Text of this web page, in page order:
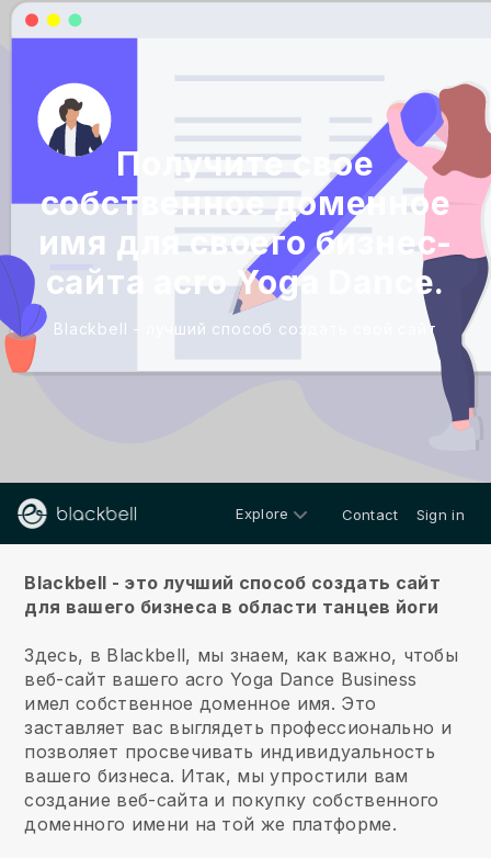
Получите свое
собственное доменное
имя для своего бизнес-
сайта acro Yoga Dance.
Blackbell - лучший способ создать свой сайт
Explore Contact Sign in
Blackbell - это лучший способ создать сайт
для вашего бизнеса в области танцев йоги
Здесь, в Blackbell, мы знаем, как важно, чтобы
веб-сайт вашего acro Yoga Dance Business
имел собственное доменное имя. Это
заставляет вас выглядеть профессионально и
позволяет просвечивать индивидуальность
вашего бизнеса. Итак, мы упростили вам
создание веб-сайта и покупку собственного
доменного имени на той же платформе.